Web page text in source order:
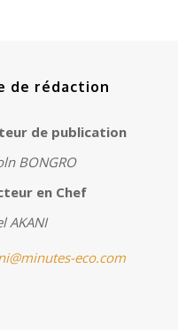
de rédaction
de publication
BONGRO
en Chef
AKANI
eco.com